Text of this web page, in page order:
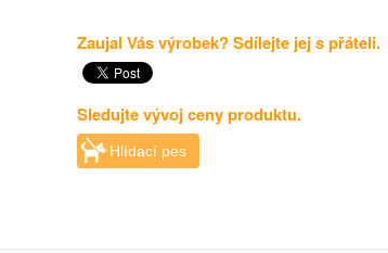
Zaujal Vás výrobek? Sdílejte jej s přáteli.
Sledujte vývoj ceny produktu.
Hlídací pes